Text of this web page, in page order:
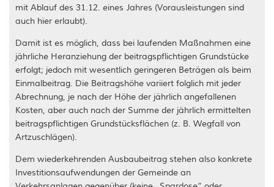
mit Ablauf des 31.12. eines Jahres (Vorausleistungen sind
auch hier erlaubt).
Damit ist es möglich, dass bei laufenden Maßnahmen eine
jährliche Heranziehung der beitragspflichtigen Grundstücke
erfolgt; jedoch mit wesentlich geringeren Beträgen als beim
Einmalbeitrag. Die Beitragshöhe variiert folglich mit jeder
Abrechnung, je nach der Höhe der jährlich angefallenen
Kosten, aber auch nach der Summe der jährlich ermittelten
beitragspflichtigen Grundstücksflächen (z. B. Wegfall von
Artzuschlägen).
Dem wiederkehrenden Ausbaubeitrag stehen also konkrete
Investitionsaufwendungen der Gemeinde an